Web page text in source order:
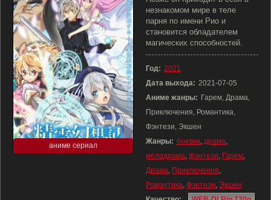
аниме сериал
незнакомом мире в теле
парня по имени Рио и
становится обладателем
магических способностей.
Год: 2021
Дата выхода: 2021-07-05
Аниме жанры: Гарем, Драма,
Приключения, Романтика,
Фэнтези, Экшен
Жанры: боевик, драма,
мелодрама, фэнтези, Гарем,
Драма, Приключения,
Романтика, Фэнтези, Экшен